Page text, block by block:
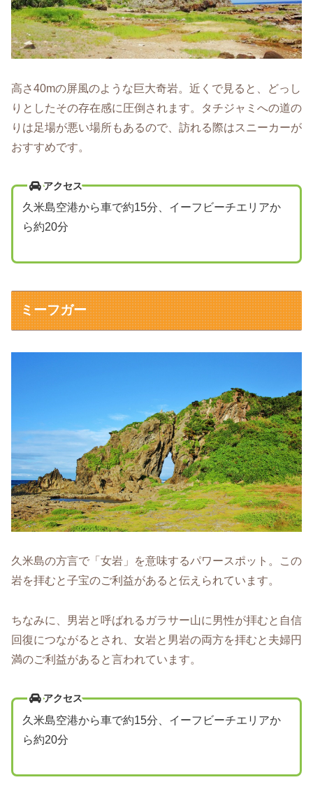
高さ40mの屏風のような巨大奇岩。近くで見ると、どっし
りとしたその存在感に圧倒されます。タチジャミへの道の
りは足場が悪い場所もあるので、訪れる際はスニーカーが
おすすめです。
アクセス
久米島空港から車で約15分、イーフビーチエリアか
ら約20分
ミーフガー
久米島の方言で「女岩」を意味するパワースポット。この
岩を拝むと子宝のご利益があると伝えられています。
ちなみに、男岩と呼ばれるガラサー山に男性が拝むと自信
回復につながるとされ、女岩と男岩の両方を拝むと夫婦円
満のご利益があると言われています。
アクセス
久米島空港から車で約15分、イーフビーチエリアか
ら約20分